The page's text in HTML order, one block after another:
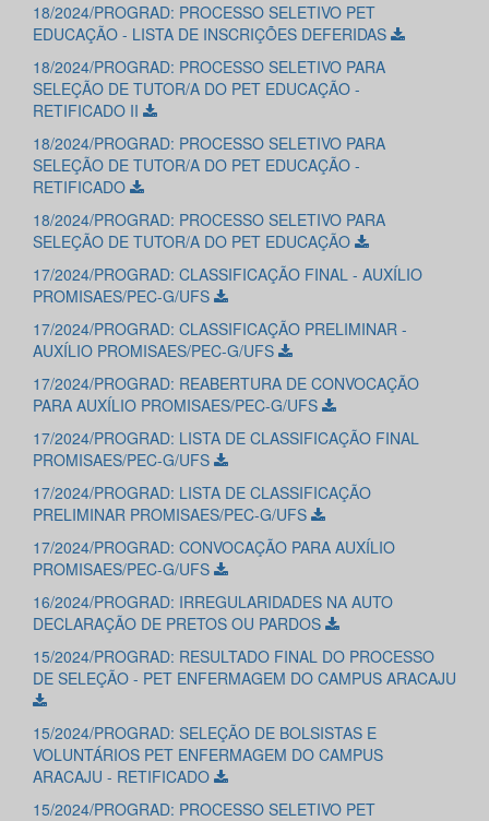
18/2024/PROGRAD: PROCESSO SELETIVO PET
EDUCAÇÃO - LISTA DE INSCRIÇÕES DEFERIDAS
18/2024/PROGRAD: PROCESSO SELETIVO PARA
SELEÇÃO DE TUTOR/A DO PET EDUCAÇÃO -
RETIFICADO II
18/2024/PROGRAD: PROCESSO SELETIVO PARA
SELEÇÃO DE TUTOR/A DO PET EDUCAÇÃO -
RETIFICADO
18/2024/PROGRAD: PROCESSO SELETIVO PARA
SELEÇÃO DE TUTOR/A DO PET EDUCAÇÃO
17/2024/PROGRAD: CLASSIFICAÇÃO FINAL - AUXÍLIO
PROMISAES/PEC-G/UFS
17/2024/PROGRAD: CLASSIFICAÇÃO PRELIMINAR -
AUXÍLIO PROMISAES/PEC-G/UFS
17/2024/PROGRAD: REABERTURA DE CONVOCAÇÃO
PARA AUXÍLIO PROMISAES/PEC-G/UFS
17/2024/PROGRAD: LISTA DE CLASSIFICAÇÃO FINAL
PROMISAES/PEC-G/UFS
17/2024/PROGRAD: LISTA DE CLASSIFICAÇÃO
PRELIMINAR PROMISAES/PEC-G/UFS
17/2024/PROGRAD: CONVOCAÇÃO PARA AUXÍLIO
PROMISAES/PEC-G/UFS
16/2024/PROGRAD: IRREGULARIDADES NA AUTO
DECLARAÇÃO DE PRETOS OU PARDOS
15/2024/PROGRAD: RESULTADO FINAL DO PROCESSO
DE SELEÇÃO - PET ENFERMAGEM DO CAMPUS ARACAJU
15/2024/PROGRAD: SELEÇÃO DE BOLSISTAS E
VOLUNTÁRIOS PET ENFERMAGEM DO CAMPUS
ARACAJU - RETIFICADO
15/2024/PROGRAD: PROCESSO SELETIVO PET